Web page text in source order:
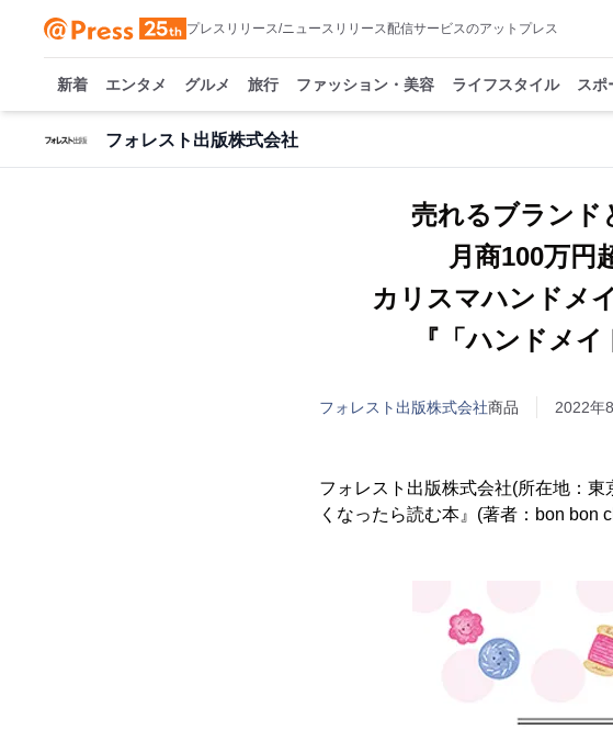
プレスリリース/ニュースリリース配信サービスのアットプレス
新着 エンタメ グルメ 旅行 ファッション・美容 ライフスタイル スポ
フォレスト出版株式会社
売れるブランド
月商100万円
カリスマハンドメ
『「ハンドメ
フォレスト出版株式会社商品 2022年
フォレスト出版株式会社(所在地：
くなったら読む本』(著者：bon bon